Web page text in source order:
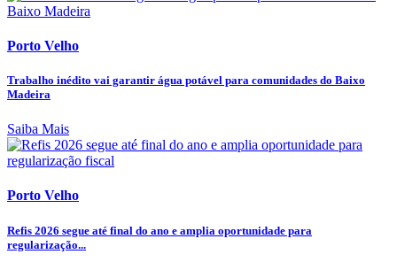
Porto Velho
Trabalho inédito vai garantir água potável para comunidades do Baixo
Madeira
Saiba Mais
Porto Velho
Refis 2026 segue até final do ano e amplia oportunidade para
regularização...